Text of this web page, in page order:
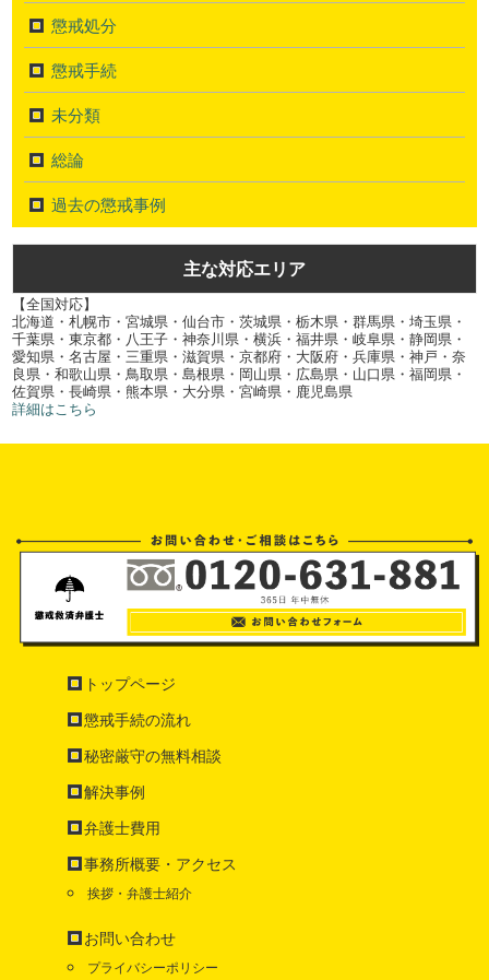
懲戒処分
懲戒手続
未分類
総論
過去の懲戒事例
主な対応エリア
【全国対応】
北海道・札幌市・宮城県・仙台市・茨城県・栃木県・群馬県・埼玉県・
千葉県・東京都・八王子・神奈川県・横浜・福井県・岐阜県・静岡県・
愛知県・名古屋・三重県・滋賀県・京都府・大阪府・兵庫県・神戸・奈
良県・和歌山県・鳥取県・島根県・岡山県・広島県・山口県・福岡県・
佐賀県・長崎県・熊本県・大分県・宮崎県・鹿児島県
詳細はこちら
トップページ
懲戒手続の流れ
秘密厳守の無料相談
解決事例
弁護士費用
事務所概要・アクセス
挨拶・弁護士紹介
お問い合わせ
プライバシーポリシー